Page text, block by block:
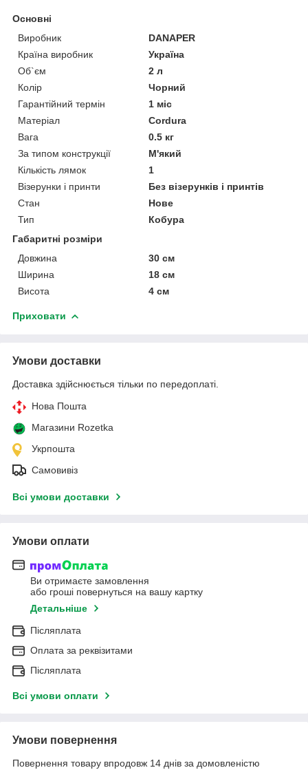
Основні
Виробник
DANAPER
Країна виробник
Україна
Об`єм
2 л
Колір
Чорний
Гарантійний термін
1 міс
Матеріал
Cordura
Вага
0.5 кг
За типом конструкції
М'який
Кількість лямок
1
Візерунки і принти
Без візерунків і принтів
Стан
Нове
Тип
Кобура
Габаритні розміри
Довжина
30 см
Ширина
18 см
Висота
4 см
Приховати
Умови доставки
Доставка здійснюється тільки по передоплаті.
Нова Пошта
Магазини Rozetka
Укрпошта
Самовивіз
Всі умови доставки
Умови оплати
Ви отримаєте замовлення
або гроші повернуться на вашу картку
Детальніше
Післяплата
Оплата за реквізитами
Післяплата
Всі умови оплати
Умови повернення
Повернення товару впродовж 14 днів за домовленістю